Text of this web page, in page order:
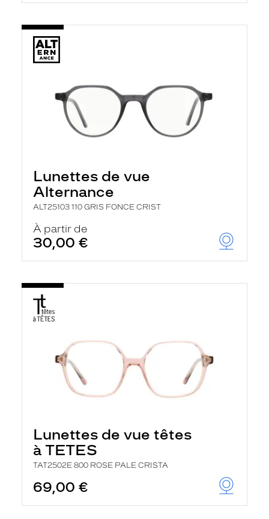
Lunettes de vue
Alternance
ALT25103 110 GRIS FONCE CRIST
À partir de
30,00 €
Lunettes de vue têtes
à TETES
TAT2502E 800 ROSE PALE CRISTA
69,00 €